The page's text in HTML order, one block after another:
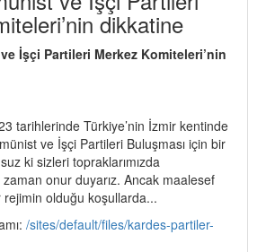
dikkatine
İşçi Partileri Merkez Komiteleri’nin
tarihlerinde Türkiye’nin İzmir kentinde
ve İşçi Partileri Buluşması için bir
ki sizleri topraklarımızda
onur duyarız. Ancak maalesef
rejimin olduğu koşullarda...
/sites/default/files/kardes-partiler-